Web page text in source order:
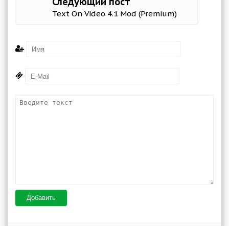
Text On Video 4.1 Mod (Premium)
Добавить